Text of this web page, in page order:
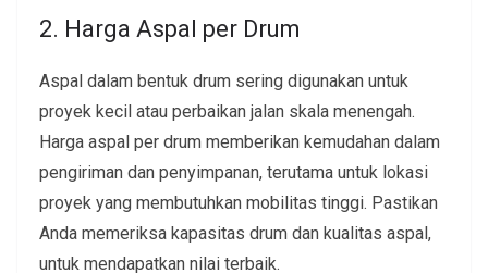
2. Harga Aspal per Drum
Aspal dalam bentuk drum sering digunakan untuk
proyek kecil atau perbaikan jalan skala menengah.
Harga aspal per drum memberikan kemudahan dalam
pengiriman dan penyimpanan, terutama untuk lokasi
proyek yang membutuhkan mobilitas tinggi. Pastikan
Anda memeriksa kapasitas drum dan kualitas aspal,
untuk mendapatkan nilai terbaik.